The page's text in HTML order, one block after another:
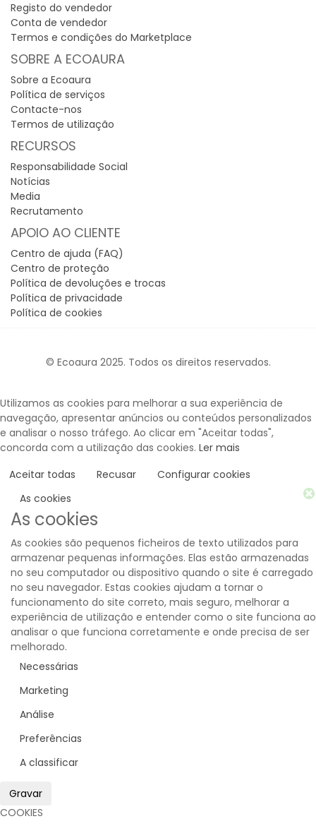
Registo do vendedor
Conta de vendedor
Termos e condições do Marketplace
SOBRE A ECOAURA
Sobre a Ecoaura
Política de serviços
Contacte-nos
Termos de utilização
RECURSOS
Responsabilidade Social
Notícias
Media
Recrutamento
APOIO AO CLIENTE
Centro de ajuda (FAQ)
Centro de proteção
Política de devoluções e trocas
Política de privacidade
Política de cookies
© Ecoaura 2025. Todos os direitos reservados.
Utilizamos as cookies para melhorar a sua experiência de
navegação, apresentar anúncios ou conteúdos personalizados
e analisar o nosso tráfego. Ao clicar em "Aceitar todas",
concorda com a utilização das cookies. Ler mais
Aceitar todas
Recusar
Configurar cookies
As cookies
As cookies
As cookies são pequenos ficheiros de texto utilizados para
armazenar pequenas informações. Elas estão armazenadas
no seu computador ou dispositivo quando o site é carregado
no seu navegador. Estas cookies ajudam a tornar o
funcionamento do site correto, mais seguro, melhorar a
experiência de utilização e entender como o site funciona ao
analisar o que funciona corretamente e onde precisa de ser
melhorado.
Necessárias
Marketing
Análise
Preferências
A classificar
Gravar
COOKIES